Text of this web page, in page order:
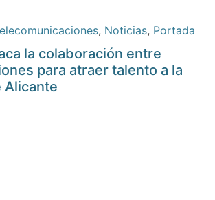
, Noticias, Portada
la colaboración entre
para atraer talento a la
Alicante